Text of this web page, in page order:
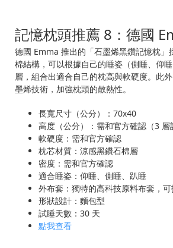
記憶枕頭推薦 8：德國
德國 Emma 推出的「石墨烯黑鑽記憶枕」
棉結構，可以根據自己的睡姿（側睡、仰
層，組合出適合自己的枕高與軟硬度。此
墨烯技術，加強枕頭的散熱性。
長寬尺寸（公分）：70x40
高度（公分）：需和官方確認（3 層
軟硬度：需和官方確認
枕芯材質：涼感黑鑽石棉層
密度：需和官方確認
適合睡姿：仰睡、側睡、趴睡
外布套：獨特的高科技原料布套，可
形狀設計：麵包型
試睡天數：30 天
點我查看